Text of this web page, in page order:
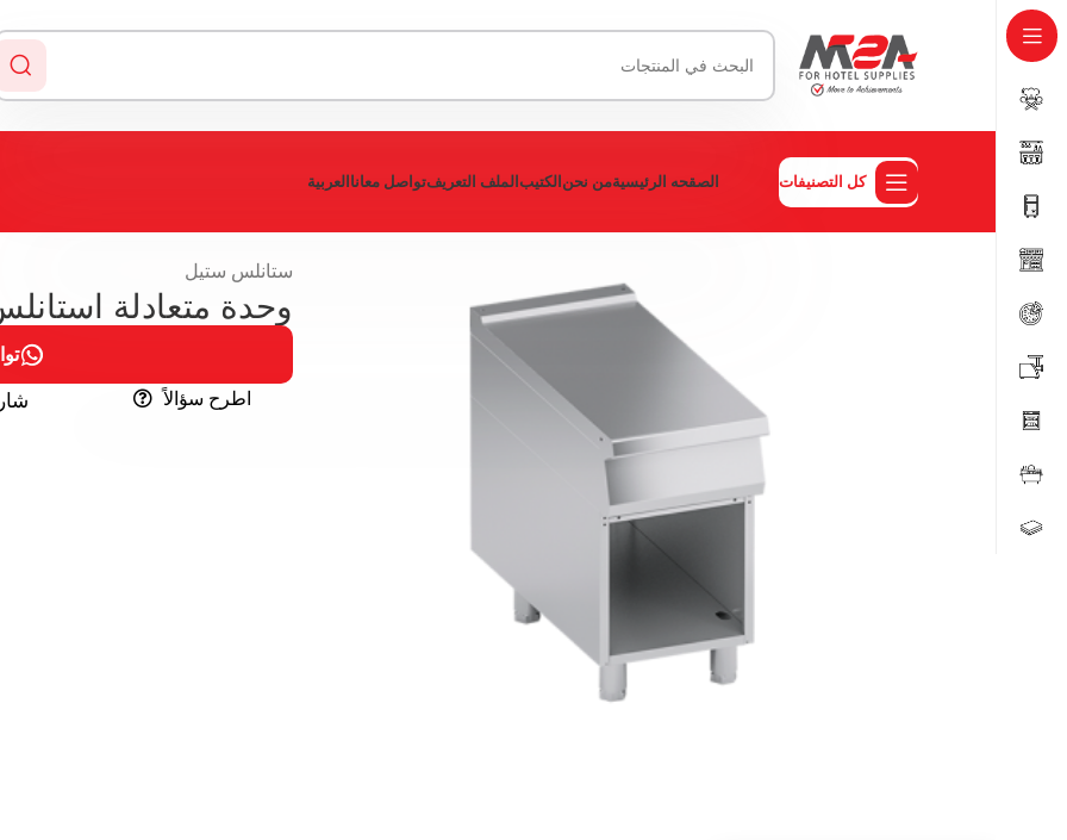
كل التصنيفات الصقحه الرئيسيةمن نحنالكتيبالملف التعريفتواصل معاناالعربية
ستانلس ستيل
وحدة متعادلة
اطرح سؤالاً